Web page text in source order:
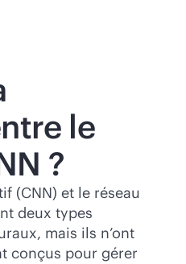
le
?
(CNN) et le réseau
deux types
mais ils n’ont
conçus pour gérer